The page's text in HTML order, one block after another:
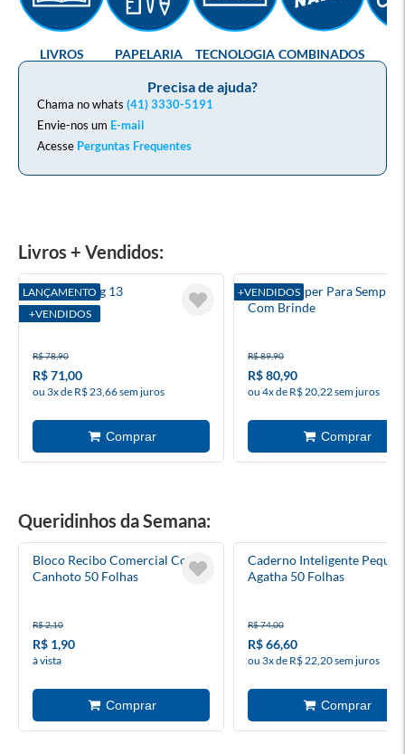
Precisa de ajuda?
Chama no whats (41) 3330-5191
Envie-nos um E-mail
Acesse Perguntas Frequentes
LIVROS PAPELARIA TECNOLOGIA COMBINADOS
Livros + Vendidos:
LANÇAMENTO
+VENDIDOS
Solo Leveling 13
R$ 78,90
R$ 71,00
ou 3x de R$ 23,66 sem juros
+VENDIDOS
Heartstopper Para Sempre
Com Brinde
R$ 89,90
R$ 80,90
ou 4x de R$ 20,22 sem juros
Queridinhos da Semana:
Bloco Recibo Comercial Com
Canhoto 50 Folhas
R$ 2,10
R$ 1,90
à vista
Caderno Inteligente
Agatha 50 Folhas
R$ 74,00
R$ 66,60
ou 3x de R$ 22,20 sem juros